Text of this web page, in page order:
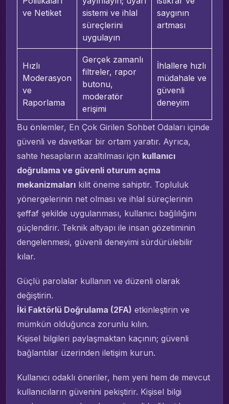
ve Netiket
sistemi ve ihlal
süreçlerini
uygulayın
saygının
artması
Hızlı
Moderasyon
ve
Raporlama
Gerçek zamanlı
filtreler, rapor
butonu,
moderatör
erişimi
İhlallere hızlı
müdahale ve
güvenli
deneyim
Bu önlemler, En Çok Girilen Sohbet Odaları içinde
güvenli ve davetkar bir ortam yaratır. Ayrıca,
sahte hesapların azaltılması için kullanıcı
doğrulama ve güvenli oturum açma
mekanizmaları kilit öneme sahiptir. Topluluk
yönergelerinin net olması ve ihlal süreçlerinin
şeffaf şekilde uygulanması, kullanıcı bağlılığını
güçlendirir. Teknik altyapı ile insan gözetiminin
dengelenmesi, güvenli deneyimi sürdürülebilir
kılar.
Güçlü parolalar kullanın ve düzenli olarak
değiştirin.
İki Faktörlü Doğrulama (2FA) etkinleştirin ve
mümkün olduğunca zorunlu kılın.
Kişisel bilgileri paylaşmaktan kaçının; güvenli
bağlantılar üzerinden iletişim kurun.
Kullanıcı odaklı öneriler, hem yeni hem de mevcut
kullanıcıların güvenini pekiştirir. Kişisel bilgi